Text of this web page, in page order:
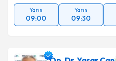
Yarın
09:00
Yarın
09:30